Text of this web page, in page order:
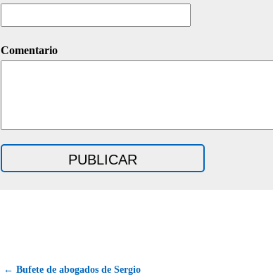
Comentario
← Bufete de abogados de Sergio